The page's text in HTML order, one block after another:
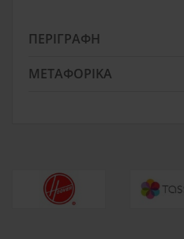
ΠΕΡΙΓΡΑΦΉ
ΜΕΤΑΦΟΡΙΚΆ